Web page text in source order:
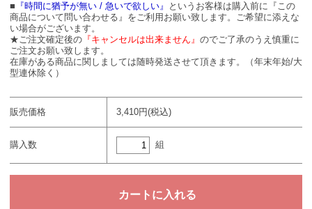
■ 『時間に猶予が無い / 急いで欲しい』
というお客様は購入前に『この
商品について問い合わせる』をご利用お願い致します。ご希望に添えな
い場合がございます。
★ご注文確定後の 『キャンセルは出来ません』 のでご了承のうえ慎重に
ご注文お願い致します。
在庫がある商品に関しましては随時発送させて頂きます。（年末年始/大
型連休除く）
販売価格 3,410円(税込)
購入数 組